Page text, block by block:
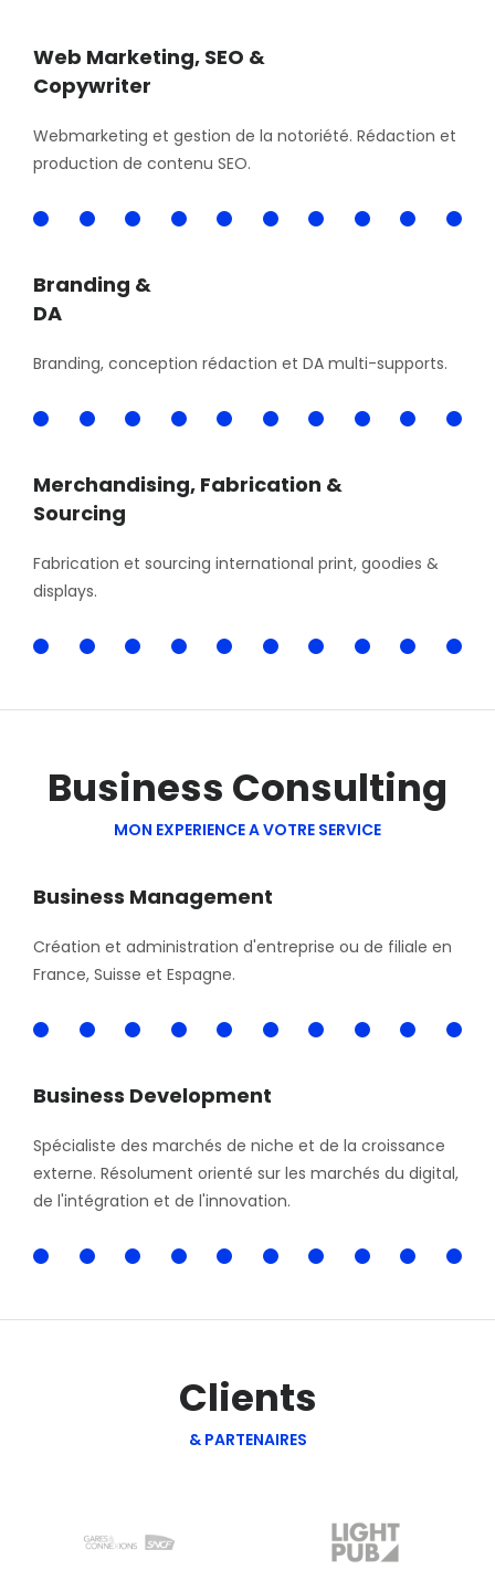
Web Marketing, SEO &
Copywriter
Webmarketing et gestion de la notoriété. Rédaction et
production de contenu SEO.
Branding &
DA
Branding, conception rédaction et DA multi-supports.
Merchandising, Fabrication &
Sourcing
Fabrication et sourcing international print, goodies &
displays.
Business Consulting
MON EXPERIENCE A VOTRE SERVICE
Business Management
Création et administration d'entreprise ou de filiale en
France, Suisse et Espagne.
Business Development
Spécialiste des marchés de niche et de la croissance
externe. Résolument orienté sur les marchés du digital,
de l'intégration et de l'innovation.
Clients
& PARTENAIRES